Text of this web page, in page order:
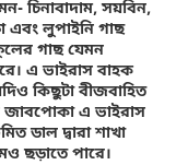
চিনাবাদাম, সয়বিন,
এবং লুপাইনি গাছ
গাছ যেমন
এ ভাইরাস বাহক
কিছুটা বীজবাহিত
জাবপোকা এ ভাইরাস
ডাল দ্বারা শাখা
ছড়াতে পারে।